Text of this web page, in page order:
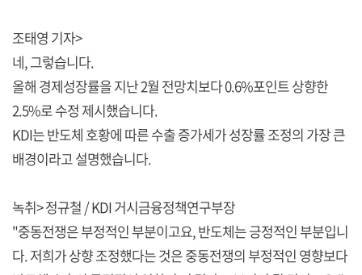
조태영 기자>
네, 그렇습니다.
올해 경제성장률을 지난 2월 전망치보다 0.6%포인트 상향한
2.5%로 수정 제시했습니다.
KDI는 반도체 호황에 따른 수출 증가세가 성장률 조정의 가장 큰
배경이라고 설명했습니다.
녹취> 정규철 / KDI 거시금융정책연구부장
"중동전쟁은 부정적인 부분이고요, 반도체는 긍정적인 부분입니
다. 저희가 상향 조정했다는 것은 중동전쟁의 부정적인 영향보다